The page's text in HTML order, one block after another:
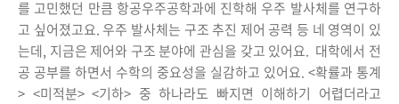
를 고민했던 만큼 항공우주공학과에 진학해 우주 발사체를 연구하
고 싶어졌고요. 우주 발사체는 구조 추진 제어 공력 등 네 영역이 있
는데, 지금은 제어와 구조 분야에 관심을 갖고 있어요. 대학에서 전
공 공부를 하면서 수학의 중요성을 실감하고 있어요. <확률과 통계
> <미적분> <기하> 중 하나라도 빠지면 이해하기 어렵더라고